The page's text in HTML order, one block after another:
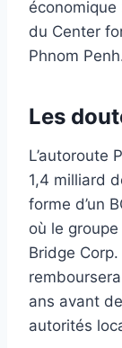
économique
du Center
Phnom
Les
L’autoroute
1,4 milliard
forme d’un
où le
Bridge
ans avant
autorités